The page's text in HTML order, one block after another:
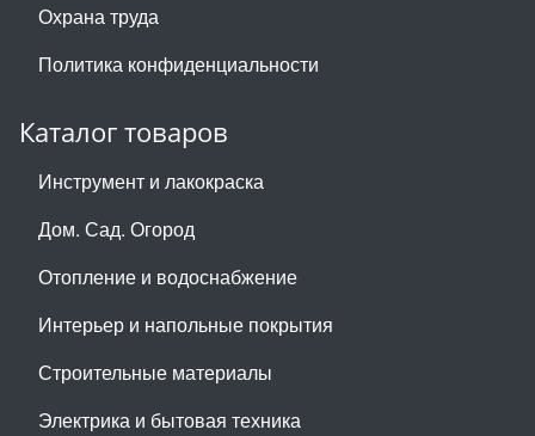
Охрана труда
Политика конфиденциальности
Каталог товаров
Инструмент и лакокраска
Дом. Сад. Огород
Отопление и водоснабжение
Интерьер и напольные покрытия
Строительные материалы
Электрика и бытовая техника